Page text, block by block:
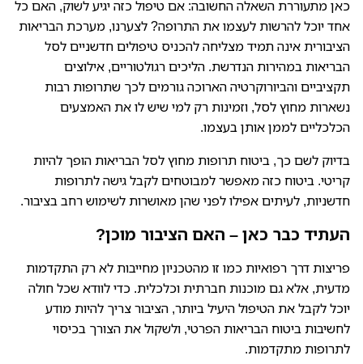
כאן מתעוררת השאלה החשובה: אם טיפול כזה יגיע לשוק, האם כל
אחד יוכל להרשות לעצמו את התרופה? לצערנו, מערכת הבריאות
הציבורית אינה תמיד מצליחה להכניס טיפולים חדשניים לסל
הבריאות במהירות הנדרשת. הליכים רגולטוריים, אילוצים
תקציביים והביורוקרטיה הארוכה גורמים לכך שתרופות רבות
נשארות מחוץ לסל, וזמינות רק למי שיש לו את האמצעים
הכלכליים לממן אותן בעצמו.
בדיוק לשם כך, ביטוח תרופות מחוץ לסל הבריאות הופך להיות
קריטי. ביטוח כזה מאפשר למבוטחים לקבל גישה לתרופות
חדשניות, לעיתים אפילו לפני שהן מאושרות לשימוש רחב בציבור.
העתיד כבר כאן – האם הציבור מוכן?
פריצות דרך רפואיות כמו זו מהטכניון מחייבות לא רק התקדמות
מדעית, אלא גם מוכנות חברתית וכלכלית. כדי לוודא שכל חולה
יוכל לקבל את הטיפול היעיל ביותר, הציבור צריך להיות מודע
לחשיבות ביטוח הבריאות הפרטי, ולשקול את הצורך בכיסוי
לתרופות מתקדמות.